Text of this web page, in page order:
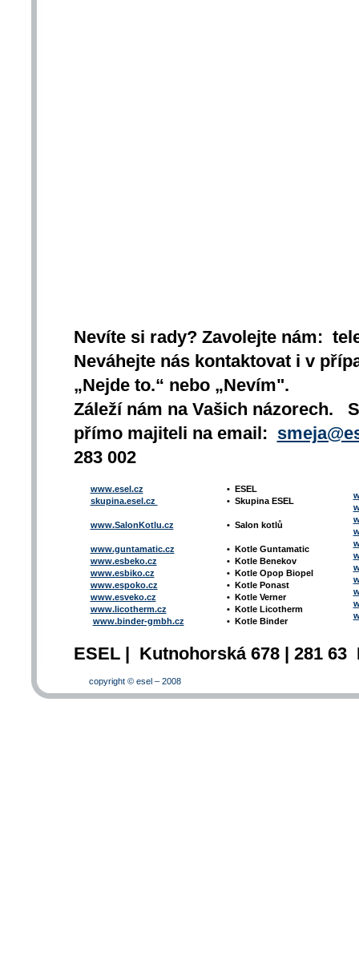
Nevíte si rady? Zavolejte nám:
Neváhejte nás kontaktovat i v
„Nejde to.“ nebo „Nevím".
Záleží nám na Vašich názorech.
přímo majiteli na email:
283 002
www.esel.cz
skupina.esel.cz
www.SalonKotlu.cz
www.guntamatic.cz
www.esbeko.cz
www.esbiko.cz
www.espoko.cz
www.esveko.cz
www.licotherm.cz
www.binder-gmbh.cz
• ESEL
• Skupina ESEL
• Salon kotlů
• Kotle Guntamatic
• Kotle Benekov
• Kotle Opop Biopel
• Kotle Ponast
• Kotle Verner
• Kotle Licotherm
• Kotle Binder
ESEL | Kutnohorská 678 | 281
copyright © esel – 2008